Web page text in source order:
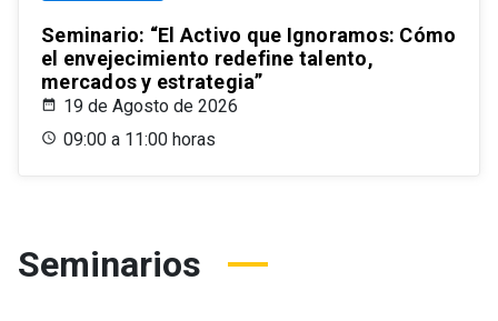
Seminario: “El Activo que Ignoramos: Cómo
el envejecimiento redefine talento,
mercados y estrategia”
19 de Agosto de 2026
09:00 a 11:00 horas
Seminarios